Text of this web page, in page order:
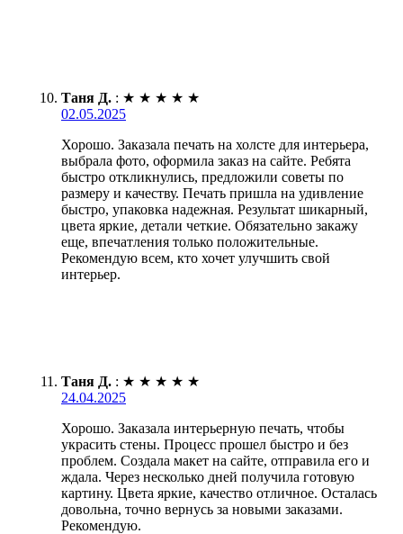
Таня Д. : ★ ★ ★ ★ ★
02.05.2025
Хорошо. Заказала печать на холсте для интерьера,
выбрала фото, оформила заказ на сайте. Ребята
быстро откликнулись, предложили советы по
размеру и качеству. Печать пришла на удивление
быстро, упаковка надежная. Результат шикарный,
цвета яркие, детали четкие. Обязательно закажу
еще, впечатления только положительные.
Рекомендую всем, кто хочет улучшить свой
интерьер.
Таня Д. : ★ ★ ★ ★ ★
24.04.2025
Хорошо. Заказала интерьерную печать, чтобы
украсить стены. Процесс прошел быстро и без
проблем. Создала макет на сайте, отправила его и
ждала. Через несколько дней получила готовую
картину. Цвета яркие, качество отличное. Осталась
довольна, точно вернусь за новыми заказами.
Рекомендую.